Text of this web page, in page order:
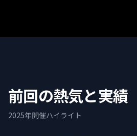
前回の熱気と実績
2025年開催ハイライト